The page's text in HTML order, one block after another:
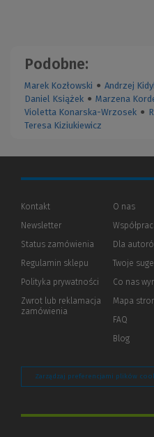
Podobne:
Marek Kozłowski ● Andrzej
Daniel Książek ● Marzena
Violetta Konarska-Wrzosek ●
Teresa Kiziukiewicz
Kontakt
Newsletter
Status zamówienia
Regulamin sklepu
Polityka prywatności (Nowe
(Link
innej
Zwrot lub reklamacja
zamówienia
O nas
Dla
Twoje
Co nas
Mapa
FAQ
Blog
Zarządzaj preferencjami plików